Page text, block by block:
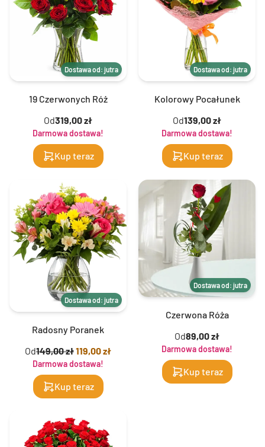
Dostawa od: jutra
19 Czerwonych Róż
Od319,00 zł
Darmowa dostawa!
Kup teraz
Dostawa od: jutra
Kolorowy Pocałunek
Od139,00 zł
Darmowa dostawa!
Kup teraz
Dostawa od: jutra
Radosny Poranek
Od149,00 zł119,00 zł
Darmowa dostawa!
Kup teraz
Dostawa od: jutra
Czerwona Róża
Od89,00 zł
Darmowa dostawa!
Kup teraz